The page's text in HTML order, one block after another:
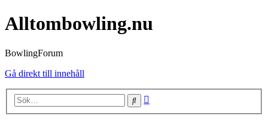
Alltombowling.nu
BowlingForum
Gå direkt till innehåll
Sök